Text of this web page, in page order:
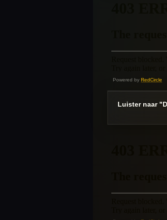
Powered by RedCircle
Luister naar